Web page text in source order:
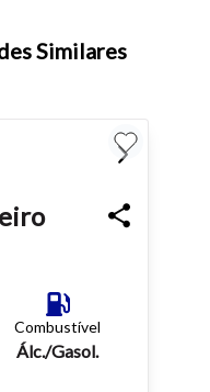
nosso site, utilize os
Similares
Combustível
Álc./Gasol.